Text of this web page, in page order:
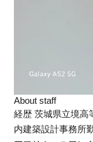
About staff
経歴 茨城県立境高
内建築設計事務所